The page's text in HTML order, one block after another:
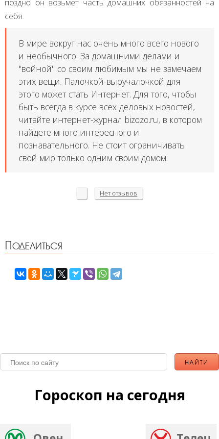
поздно он возьмет часть домашних обязанностей на
себя.
В мире вокруг нас очень много всего нового
и необычного. За домашними делами и
"войной" со своим любимым мы не замечаем
этих вещи. Палочкой-выручалочкой для
этого может стать Интернет. Для того, чтобы
быть всегда в курсе всех деловых новостей,
читайте интернет-журнал bizozo.ru, в котором
найдете много интересного и
познавательного. Не стоит ограничивать
свой мир только одним своим домом.
Нет отзывов
Поделиться
Гороскоп на сегодня